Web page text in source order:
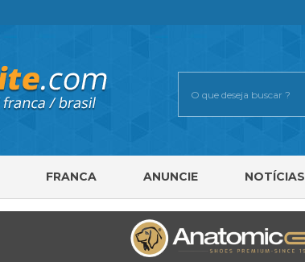
FRANCA ANUNCIE NOTÍCIAS